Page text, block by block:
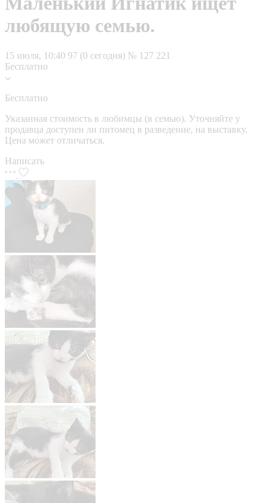
любящую семью.
15 июля, 10:40 97 (0 сегодня) № 127 221
Бесплатно
Бесплатно
Указанная стоимость в любимцы (в семью). Уточняйте у
продавца доступен ли питомец в разведение, на выставку.
Цена может отличаться.
Написать